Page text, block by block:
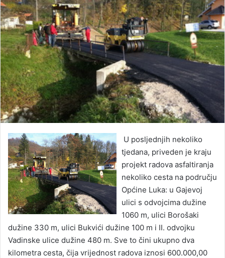
U posljednjih nekoliko
tjedana, priveden je kraju
projekt radova asfaltiranja
nekoliko cesta na području
Općine Luka: u Gajevoj
ulici s odvojcima dužine
1060 m, ulici Borošaki
dužine 330 m, ulici Bukvići dužine 100 m i II. odvojku
Vadinske ulice dužine 480 m. Sve to čini ukupno dva
kilometra cesta, čija vrijednost radova iznosi 600.000,00